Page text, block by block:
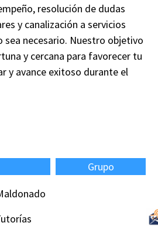
resolución de dudas
y canalización a servicios
sea necesario. Nuestro objetivo
y cercana para favorecer tu
y avance exitoso durante el
Grupo